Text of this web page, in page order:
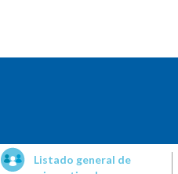
Listado general de